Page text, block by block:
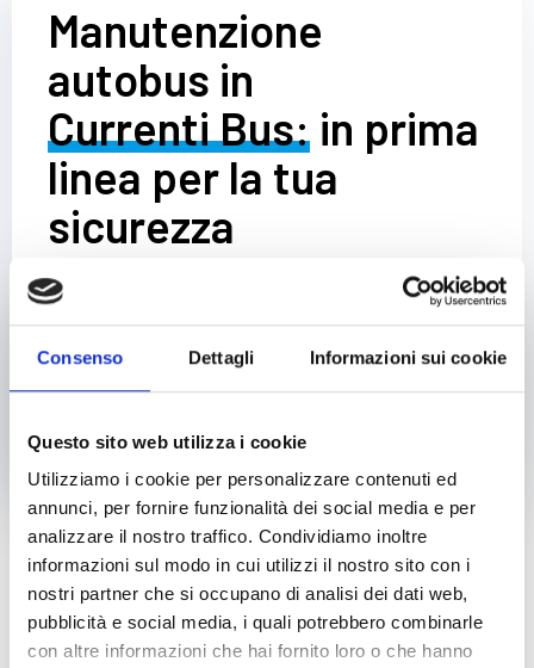
Consenso Dettagli Informazioni sui cookie
Questo sito web utilizza i cookie
Utilizziamo i cookie per personalizzare contenuti ed
annunci, per fornire funzionalità dei social media e per
analizzare il nostro traffico. Condividiamo inoltre
informazioni sul modo in cui utilizzi il nostro sito con i
nostri partner che si occupano di analisi dei dati web,
pubblicità e social media, i quali potrebbero combinarle
con altre informazioni che hai fornito loro o che hanno
Manutenzione
autobus in
Currenti Bus: in prima
linea per la tua
sicurezza
La flotta di mezzi Currenti Bus è composta da
autobus, minibus e auto. La sicurezza per noi è
fondamentale e la manutenzione e la cura dei
nostri automezzi è effettuata direttamente nelle